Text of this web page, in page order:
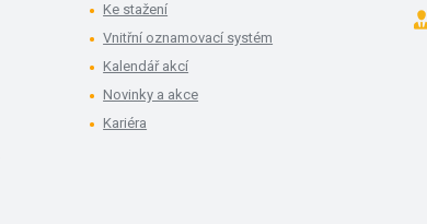
Ke stažení
Vnitřní oznamovací systém
Kalendář akcí
Novinky a akce
Kariéra